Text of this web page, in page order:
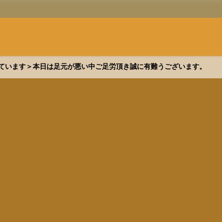
ます＞本日は足元が悪い中ご足労頂き誠に有難うございます。